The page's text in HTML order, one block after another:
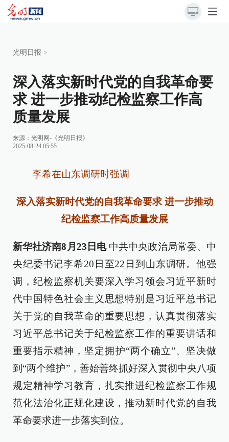
光明日报 >
深入落实新时代党的自我革命要
求 进一步推动纪检监察工作高
质量发展
来源： 光明网-《光明日报》
2025-08-24 05:55
李希在山东调研时强调
深入落实新时代党的自我革命要求 进一步推动
纪检监察工作高质量发展
新华社济南8月23日电中共中央政治局常委、中
央纪委书记李希20日至22日到山东调研。他强
调，纪检监察机关要深入学习领会习近平新时
代中国特色社会主义思想特别是习近平总书记
关于党的自我革命的重要思想，认真贯彻落实
习近平总书记关于纪检监察工作的重要讲话和
重要指示精神，坚定拥护“两个确立”、坚决做
到“两个维护”，善始善终抓好深入贯彻中央八项
规定精神学习教育，扎实推进纪检监察工作规
范化法治化正规化建设，推动新时代党的自我
革命要求进一步落实到位。